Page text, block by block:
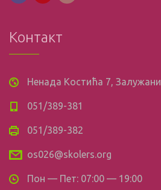
Контакт
Ненада Костића 7, Залужани
051/389-381
051/389-382
os026@skolers.org
Пон — Пет: 07:00 — 19:00